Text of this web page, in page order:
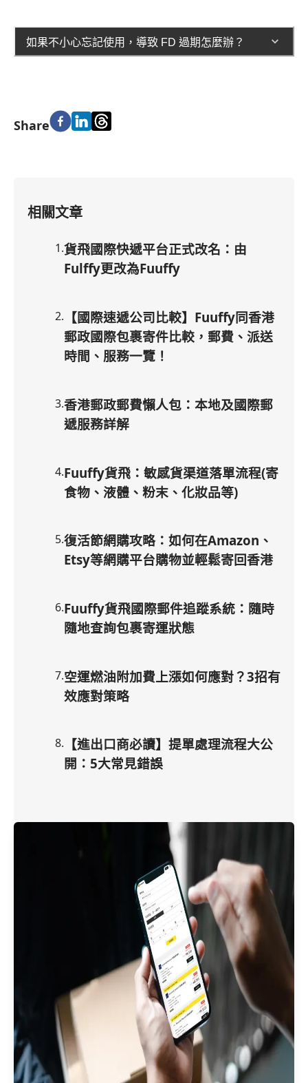
如果不小心忘記使用，導致 FD 過期怎麼辦？
Share
相關文章
1.貨飛國際快遞平台正式改名：由
Fulffy更改為Fuuffy
2. 【國際速遞公司比較】Fuuffy同香港
郵政國際包裹寄件比較，郵費、派送
時間、服務一覽！
3.香港郵政郵費懶人包：本地及國際郵
遞服務詳解
4.Fuuffy貨飛：敏感貨渠道落單流程(寄
食物、液體、粉末、化妝品等)
5.復活節網購攻略：如何在Amazon、
Etsy等網購平台購物並輕鬆寄回香港
6.Fuuffy貨飛國際郵件追蹤系統：隨時
隨地查詢包裹寄運狀態
7.空運燃油附加費上漲如何應對？3招有
效應對策略
8.
【進出口商必讀】提單處理流程大公
開：5大常見錯誤